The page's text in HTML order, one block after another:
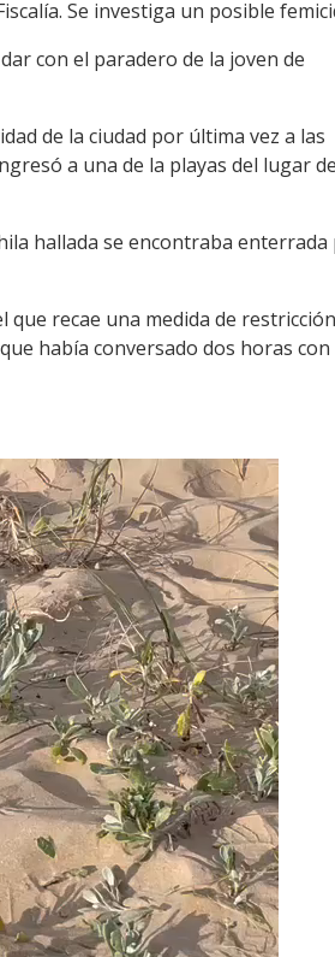
Se investiga un posible
con el paradero de la joven de
de la ciudad por última vez a las
a una de la playas del lugar
hallada se encontraba
recae una medida de restricción
había conversado dos horas con